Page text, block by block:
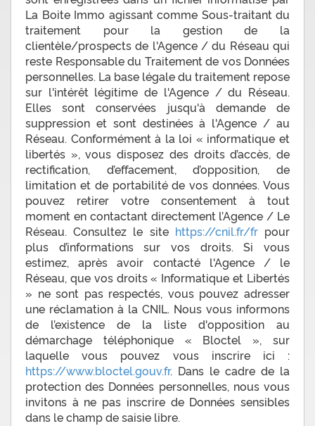
La Boite Immo agissant comme Sous-traitant du
traitement pour la gestion de la
clientèle/prospects de l'Agence / du Réseau qui
reste Responsable du Traitement de vos Données
personnelles. La base légale du traitement repose
sur l'intérêt légitime de l'Agence / du Réseau.
Elles sont conservées jusqu'à demande de
suppression et sont destinées à l'Agence / au
Réseau. Conformément à la loi « informatique et
libertés », vous disposez des droits d’accès, de
rectification, d’effacement, d’opposition, de
limitation et de portabilité de vos données. Vous
pouvez retirer votre consentement à tout
moment en contactant directement l’Agence / Le
Réseau. Consultez le site https://cnil.fr/frpour
plus d’informations sur vos droits. Si vous
estimez, après avoir contacté l'Agence / le
Réseau, que vos droits « Informatique et Libertés
» ne sont pas respectés, vous pouvez adresser
une réclamation à la CNIL. Nous vous informons
de l’existence de la liste d'opposition au
démarchage téléphonique « Bloctel », sur
laquelle vous pouvez vous inscrire ici :
https://www.bloctel.gouv.fr. Dans le cadre de la
protection des Données personnelles, nous vous
invitons à ne pas inscrire de Données sensibles
dans le champ de saisie libre.